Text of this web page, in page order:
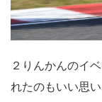
２りんかんのイ
れたのもいい思い